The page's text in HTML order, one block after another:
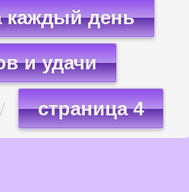
каждый день
и удачи
страница 4